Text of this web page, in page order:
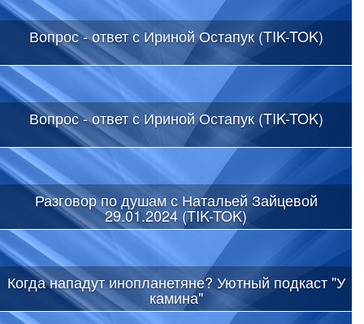
Вопрос - ответ с Ириной Остапук (TIK-TOK)
Вопрос - ответ с Ириной Остапук (TIK-TOK)
Разговор по душам с Натальей Зайцевой
29.01.2024 (TIK-TOK)
Когда нападут инопланетяне? Уютный подкаст "У
камина"